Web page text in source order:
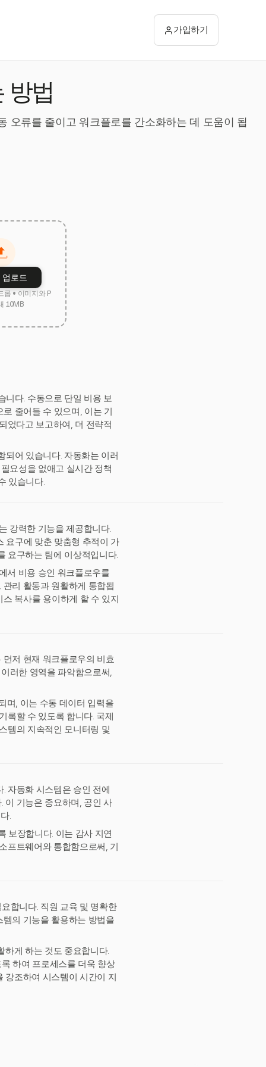
가입하기
방법
오류를 줄이고 워크플로를 간소화하는 데 도움이 됩
로드
롭 • 이미지와 P
10MB
니다. 수동으로 단일 비용 보
줄어들 수 있으며, 이는 기
었다고 보고하여, 더 전략적
되어 있습니다. 자동화는 이러
요성을 없애고 실시간 정책
있습니다.
강력한 기능을 제공합니다.
요구에 맞춘 맞춤형 추적이 가
요구하는 팀에 이상적입니다.
서 비용 승인 워크플로우를
리 활동과 원활하게 통합됩
복사를 용이하게 할 수 있지
저 현재 워크플로우의 비효
러한 영역을 파악함으로써,
며, 이는 수동 데이터 입력을
록할 수 있도록 합니다. 국제
템의 지속적인 모니터링 및
자동화 시스템은 승인 전에
이 기능은 중요하며, 공인 사
.
보장합니다. 이는 감사 지연
프트웨어와 통합함으로써, 기
합니다. 직원 교육 및 명확한
의 기능을 활용하는 방법을
하게 하는 것도 중요합니다.
하여 프로세스를 더욱 향상
강조하여 시스템이 시간이 지